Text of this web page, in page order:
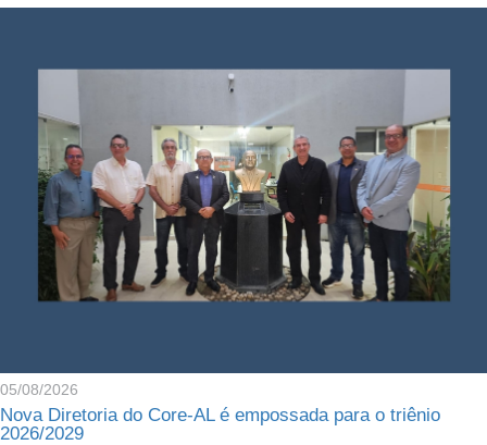
05/08/2026
Nova Diretoria do Core-AL é empossada para o triênio
2026/2029